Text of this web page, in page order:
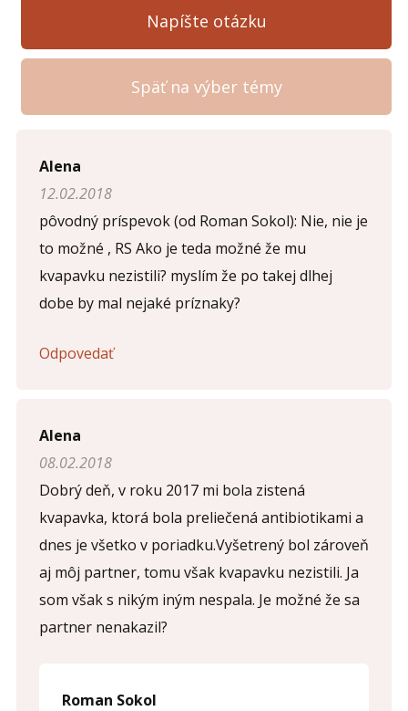
Napíšte otázku
Späť na výber témy
Napíšte otázku
Meno (* )
Komentár (*)
Alena
12.02.2018
pôvodný príspevok (od Roman Sokol): Nie, nie je
to možné , RS Ako je teda možné že mu
kvapavku nezistili? myslím že po takej dlhej
dobe by mal nejaké príznaky?
Odpovedať
Alena
08.02.2018
Dobrý deň, v roku 2017 mi bola zistená
kvapavka, ktorá bola preliečená antibiotikami a
dnes je všetko v poriadku.Vyšetrený bol zároveň
aj môj partner, tomu však kvapavku nezistili. Ja
som však s nikým iným nespala. Je možné že sa
partner nenakazil?
Roman Sokol